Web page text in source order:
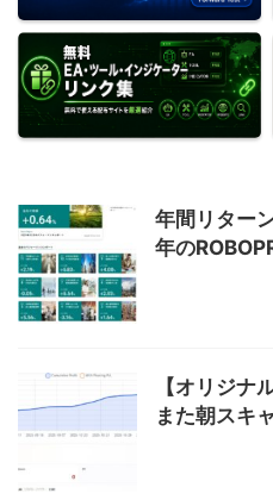
年間リター
年の
【オリジナ
また朝スキ